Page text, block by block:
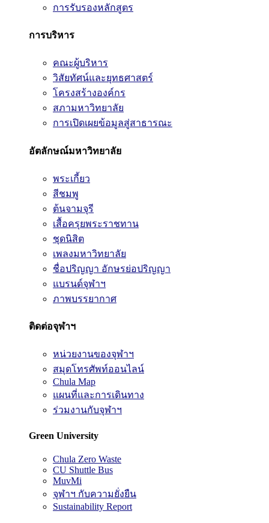
การรับรองหลักสูตร
การบริหาร
คณะผู้บริหาร
วิสัยทัศน์และยุทธศาสตร์
โครงสร้างองค์กร
สภามหาวิทยาลัย
การเปิดเผยข้อมูลสู่สาธารณะ
อัตลักษณ์มหาวิทยาลัย
พระเกี้ยว
สีชมพู
ต้นจามจุรี
เสื้อครุยพระราชทาน
ชุดนิสิต
เพลงมหาวิทยาลัย
ชื่อปริญญา อักษรย่อปริญญา
แบรนด์จุฬาฯ
ภาพบรรยากาศ
ติดต่อจุฬาฯ
หน่วยงานของจุฬาฯ
สมุดโทรศัพท์ออนไลน์
Chula Map
แผนที่และการเดินทาง
ร่วมงานกับจุฬาฯ
Green University
Chula Zero Waste
CU Shuttle Bus
MuvMi
จุฬาฯ กับความยั่งยืน
Sustainability Report